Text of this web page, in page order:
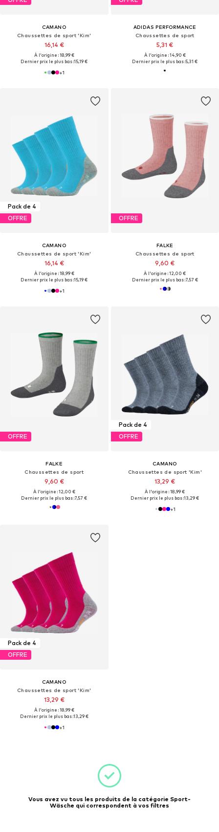
CAMANO
Chaussettes de sport 'Kim'
16,14 €
À l'origine : 18,99 €
Dernier prix le plus bas :15,19 €
+1
ADIDAS PERFORMANCE
Chaussettes de sport
5,31 €
À l'origine : 14,90 €
Dernier prix le plus bas :5,31 €
Pack de 4
OFFRE
CAMANO
Chaussettes de sport 'Kim'
16,14 €
À l'origine : 18,99 €
Dernier prix le plus bas :15,19 €
+1
OFFRE
FALKE
Chaussettes de sport
9,60 €
À l'origine : 12,00 €
Dernier prix le plus bas :7,57 €
OFFRE
FALKE
Chaussettes de sport
9,60 €
À l'origine : 12,00 €
Dernier prix le plus bas :7,57 €
Pack de 4
OFFRE
CAMANO
Chaussettes de sport 'Kim'
13,29 €
À l'origine : 18,99 €
Dernier prix le plus bas :13,29 €
+1
Pack de 4
OFFRE
CAMANO
Chaussettes de sport 'Kim'
13,29 €
À l'origine : 18,99 €
Dernier prix le plus bas :13,29 €
+1
Vous avez vu tous les produits de la catégorie Sport-
Wäsche qui correspondent à vos filtres